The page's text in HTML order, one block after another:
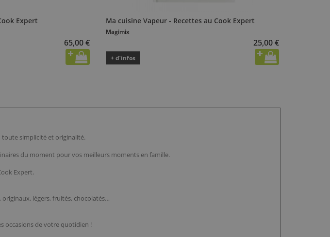
Expert
65,00 €
Ma cuisine Vapeur - Recettes au Cook Expert
Magimix
25,00 €
+ d’infos
toute simplicité et originalité.
du moment pour vos meilleurs moments en famille.
Expert.
légers, fruités, chocolatés…
occasions de votre quotidien !